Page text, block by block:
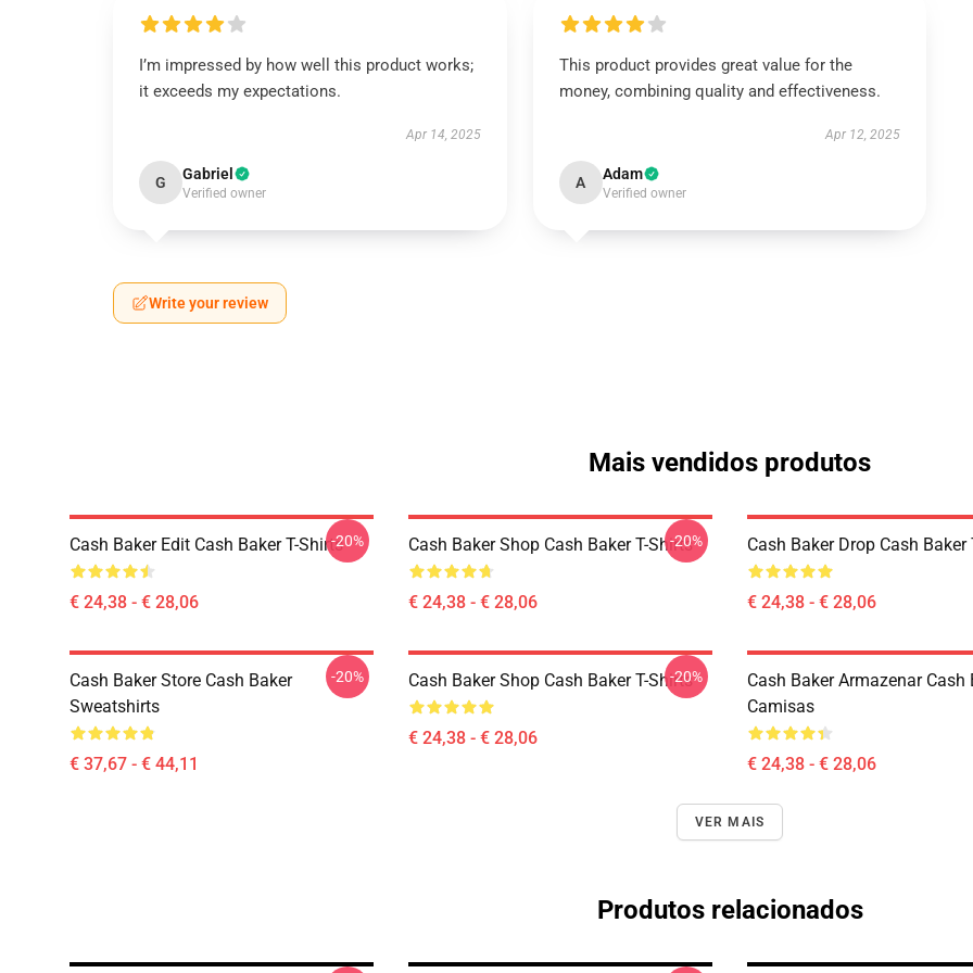
I’m impressed by how well this product works;
it exceeds my expectations.
Apr 14, 2025
G Gabriel
Verified owner
This product provides great value for the
money, combining quality and effectiveness.
Apr 12, 2025
A Adam
Verified owner
Write your review
Mais vendidos produtos
Cash Baker Edit Cash Baker T-Shirts
€ 24,38 - € 28,06
-20% Cash Baker Shop Cash Baker T-Shirts
€ 24,38 - € 28,06
-20% Cash Baker Drop Cash Baker
€ 24,38 - € 28,06
Cash Baker Store Cash Baker
Sweatshirts
€ 37,67 - € 44,11
-20% Cash Baker Shop Cash Baker T-Shirts
€ 24,38 - € 28,06
-20%
Cash Baker Armazenar Cash
Camisas
€ 24,38 - € 28,06
VER MAIS
Produtos relacionados